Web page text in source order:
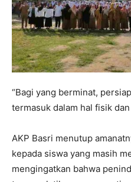
“Bagi yang berminat,
termasuk dalam hal fisik
AKP Basri menutup
kepada siswa yang masih
mengingatkan bahwa